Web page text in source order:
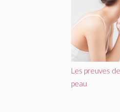
Les preuves
peau